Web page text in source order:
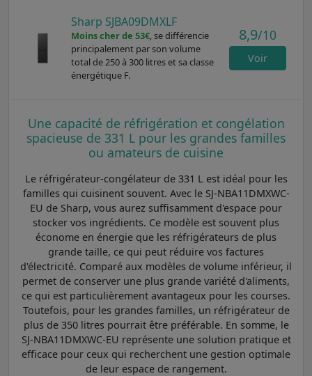
Sharp SJBA09DMXLF
Moins cher de 53€, se différencie
principalement par son volume
total de 250 à 300 litres et sa classe
énergétique F.
8,9/10
Voir
Une capacité de réfrigération et congélation
spacieuse de 331 L pour les grandes familles
ou amateurs de cuisine
Le réfrigérateur-congélateur de 331 L est idéal pour les
familles qui cuisinent souvent. Avec le SJ-NBA11DMXWC-
EU de Sharp, vous aurez suffisamment d'espace pour
stocker vos ingrédients. Ce modèle est souvent plus
économe en énergie que les réfrigérateurs de plus
grande taille, ce qui peut réduire vos factures
d'électricité. Comparé aux modèles de volume inférieur, il
permet de conserver une plus grande variété d'aliments,
ce qui est particulièrement avantageux pour les courses.
Toutefois, pour les grandes familles, un réfrigérateur de
plus de 350 litres pourrait être préférable. En somme, le
SJ-NBA11DMXWC-EU représente une solution pratique et
efficace pour ceux qui recherchent une gestion optimale
de leur espace de rangement.